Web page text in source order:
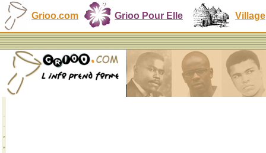
Grioo.com Grioo Pour Elle Village